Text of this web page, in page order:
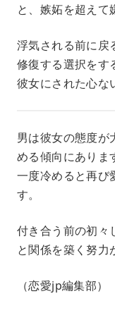
と、嫉妬を超えて
浮気される前に戻
修復する選択をす
彼女にされた心な
男は彼女の態度が
める傾向にありま
一度冷めると再び
す。
付き合う前の初々
と関係を築く努力
（恋愛jp編集部）